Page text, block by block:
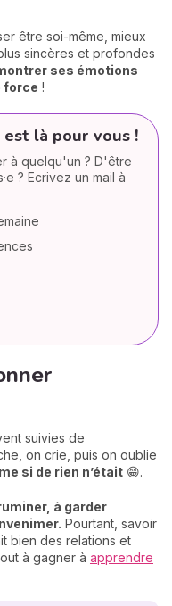
être soi-même, mieux
sincères et profondes
ses émotions
force !
est là pour vous !
à quelqu'un ? D'être
? Ecrivez un mail à
suivies de
on crie, puis on oublie
si de rien n’était 😁.
à garder
Pourtant, savoir
bien des relations et
à gagner à apprendre